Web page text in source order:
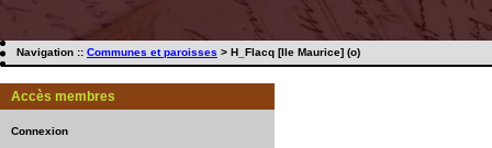
Navigation :: Communes et paroisses > H_Flacq [Ile Maurice] (o)
Accès membres
Connexion